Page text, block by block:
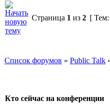
Страница 1 из 2 [
Список форумов » Public Talk
Кто сейчас на конференции